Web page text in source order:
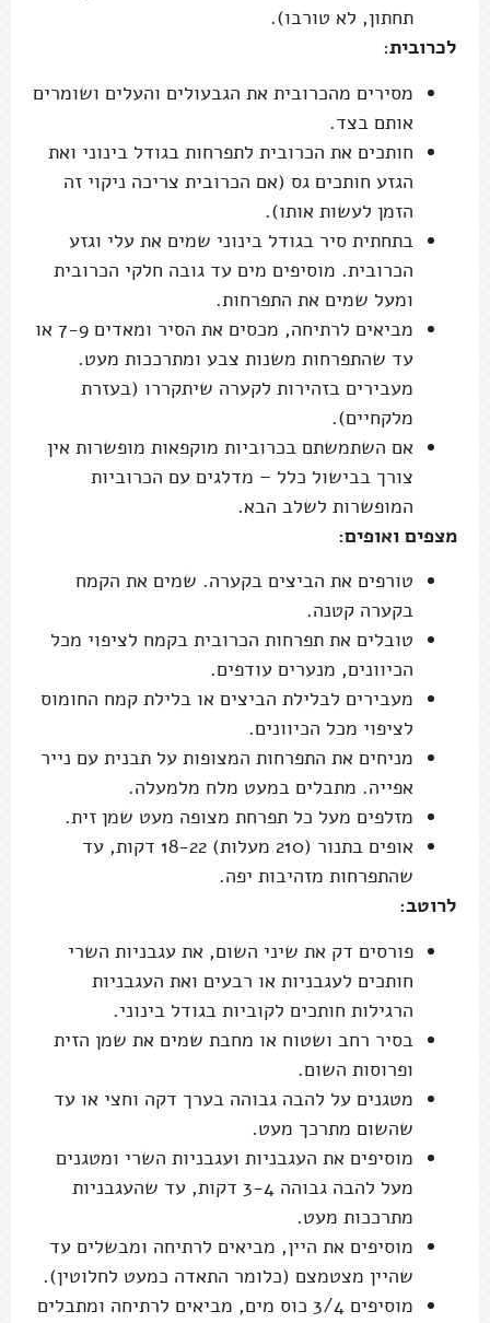
תחתון, לא טורבו).
לכרובית:
מסירים מהכרובית את הגבעולים והעלים ושומרים
אותם בצד.
חותכים את הכרובית לתפרחות בגודל בינוני ואת
הגזע חותכים גס (אם הכרובית צריכה ניקוי זה
הזמן לעשות אותו).
בתחתית סיר בגודל בינוני שמים את עלי וגזע
הכרובית. מוסיפים מים עד גובה חלקי הכרובית
ומעל שמים את התפרחות.
מביאים לרתיחה, מכסים את הסיר ומאדים 7-9 או
עד שהתפרחות משנות צבע ומתרככות מעט.
מעבירים בזהירות לקערה שיתקררו (בעזרת
מלקחיים).
אם השתמשתם בכרוביות מוקפאות מופשרות אין
צורך בבישול כלל – מדלגים עם הכרוביות
המופשרות לשלב הבא.
מצפים ואופים:
טורפים את הביצים בקערה. שמים את הקמח
בקערה קטנה.
טובלים את תפרחות הכרובית בקמח לציפוי מכל
הכיוונים, מנערים עודפים.
מעבירים לבלילת הביצים או בלילת קמח החומוס
לציפוי מכל הכיוונים.
מניחים את התפרחות המצופות על תבנית עם נייר
אפייה. מתבלים במעט מלח מלמעלה.
מזלפים מעל כל תפרחת מצופה מעט שמן זית.
אופים בתנור (210 מעלות) 18-22 דקות, עד
שהתפרחות מזהיבות יפה.
לרוטב:
פורסים דק את שיני השום, את עגבניות השרי
חותכים לעגבניות או רבעים ואת העגבניות
הרגילות חותכים לקוביות בגודל בינוני.
בסיר רחב ושטוח או מחבת שמים את שמן הזית
ופרוסות השום.
מטגנים על להבה גבוהה בערך דקה וחצי או עד
שהשום מתרכך מעט.
מוסיפים את העגבניות ועגבניות השרי ומטגנים
מעל להבה גבוהה 3-4 דקות, עד שהעגבניות
מתרככות מעט.
מוסיפים את היין, מביאים לרתיחה ומבשלים עד
שהיין מצטמצם (כלומר התאדה כמעט לחלוטין).
מוסיפים 3/4 כוס מים, מביאים לרתיחה ומתבלים